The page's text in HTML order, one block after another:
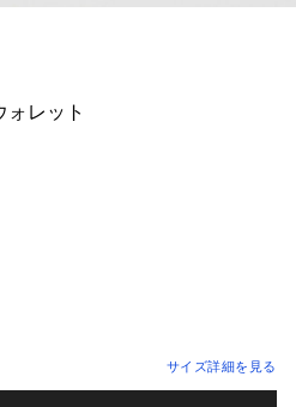
ォレット
サイズ詳細を見る